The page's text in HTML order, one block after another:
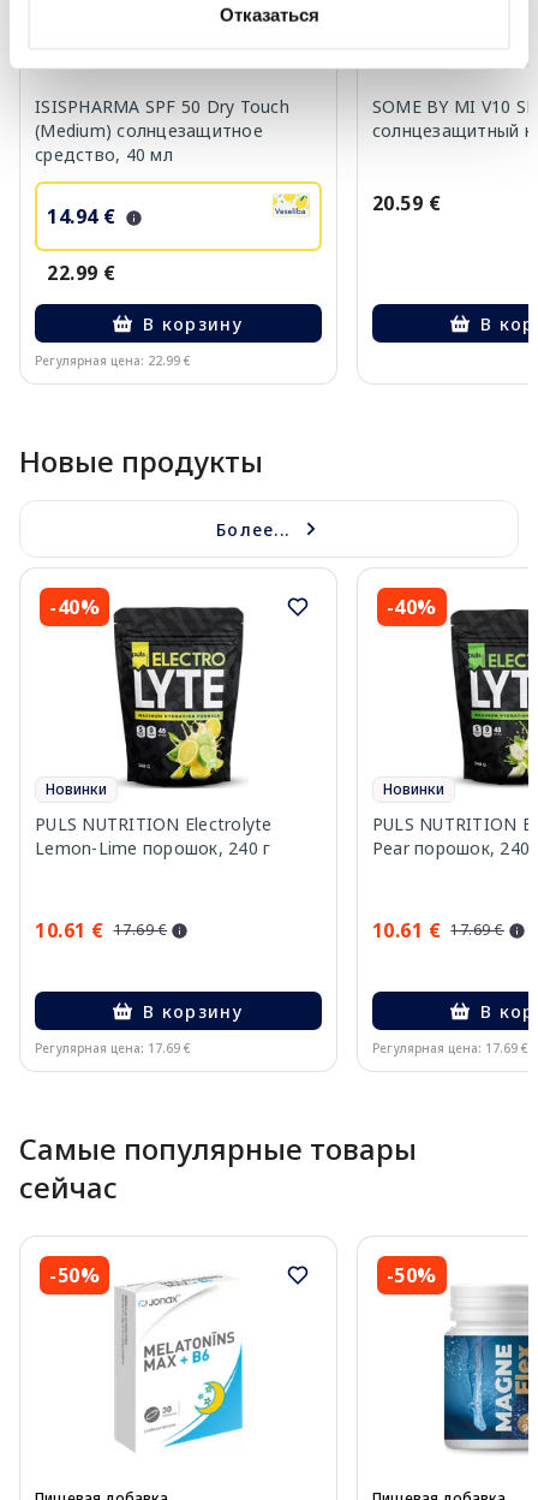
Отказаться
ISISPHARMA SPF 50 Dry Touch
(Medium) солнцезащитное
средство, 40 мл
14.94 €
22.99 €
В корзину
Регулярная цена: 22.99 €
SOME BY MI V10
солнцезащитный
20.59 €
В
Новые продукты
Более...
-40%
Новинки
PULS NUTRITION Electrolyte
Lemon-Lime порошок, 240 г
10.61 € 17.69 €
В корзину
Регулярная цена: 17.69 €
-40%
Новинки
PULS NUTRITION
Pear порошок, 240
10.61 € 17.69 €
В
Регулярная цена: 17.69 €
Самые популярные товары
сейчас
-50% -50%